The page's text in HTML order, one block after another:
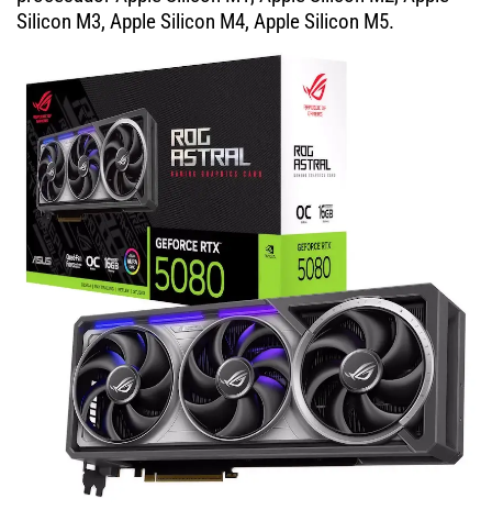
Silicon M3, Apple Silicon M4, Apple Silicon M5.